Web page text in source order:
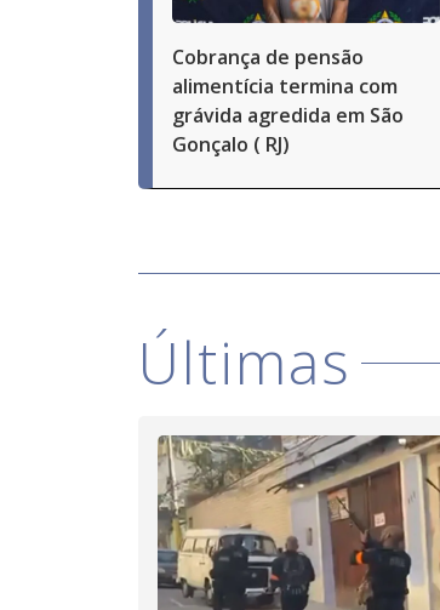
Cobrança de pensão
alimentícia termina com
grávida agredida em São
Gonçalo ( RJ)
Últimas